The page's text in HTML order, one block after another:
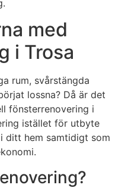
med
i Trosa
rum, svårstängda
lossna? Då är det
fönsterrenovering i
istället för utbyte
ditt hem samtidigt som